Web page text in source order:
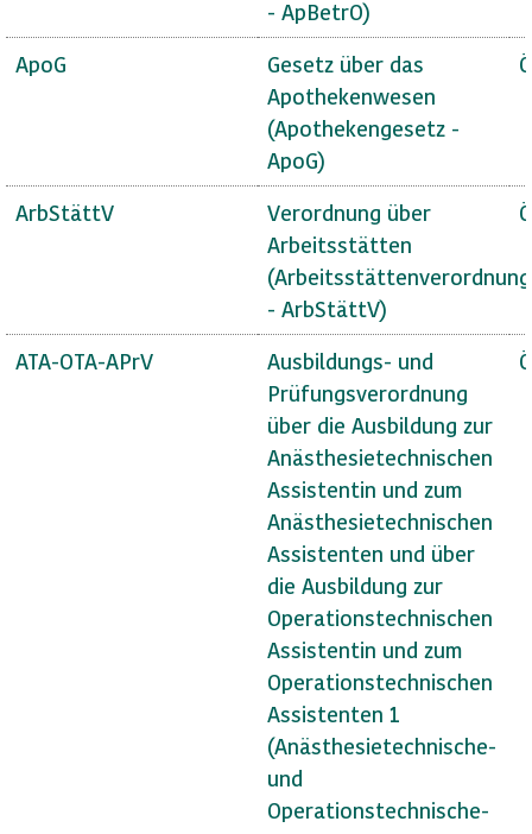
- ApBetrO)
ApoG
Gesetz über das
Apothekenwesen
(Apothekengesetz -
ApoG)
ArbStättV
Verordnung über
Arbeitsstätten
(Arbeitsstättenverordnung
- ArbStättV)
ATA-OTA-APrV
Ausbildungs- und
Prüfungsverordnung
über die Ausbildung zur
Anästhesietechnischen
Assistentin und zum
Anästhesietechnischen
Assistenten und über
die Ausbildung zur
Operationstechnischen
Assistentin und zum
Operationstechnischen
Assistenten 1
(Anästhesietechnische-
und
Operationstechnische-